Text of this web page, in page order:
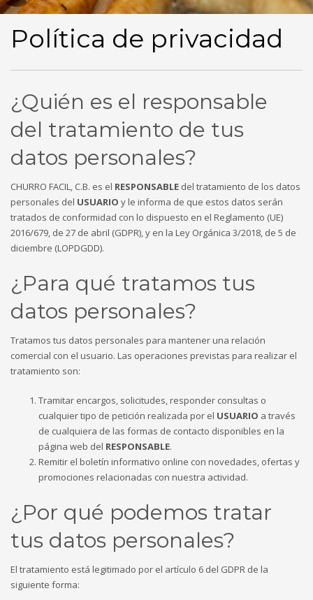
Política de privacidad
¿Quién es el responsable
del tratamiento de tus
datos personales?
CHURRO FACIL, C.B. es el RESPONSABLE del tratamiento de los datos
personales del USUARIO y le informa de que estos datos serán
tratados de conformidad con lo dispuesto en el Reglamento (UE)
2016/679, de 27 de abril (GDPR), y en la Ley Orgánica 3/2018, de 5 de
diciembre (LOPDGDD).
¿Para qué tratamos tus
datos personales?
Tratamos tus datos personales para mantener una relación
comercial con el usuario. Las operaciones previstas para realizar el
tratamiento son:
Tramitar encargos, solicitudes, responder consultas o
cualquier tipo de petición realizada por el USUARIO a través
de cualquiera de las formas de contacto disponibles en la
página web del RESPONSABLE.
Remitir el boletín informativo online con novedades, ofertas y
promociones relacionadas con nuestra actividad.
¿Por qué podemos tratar
tus datos personales?
El tratamiento está legitimado por el artículo 6 del GDPR de la
siguiente forma: